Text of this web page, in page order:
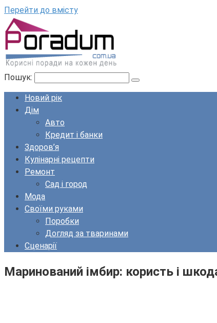
Перейти до вмісту
Пошук:
Новий рік
Дім
Авто
Кредит і банки
Здоров’я
Кулінарні рецепти
Ремонт
Сад і город
Мода
Своїми руками
Поробки
Догляд за тваринами
Сценарії
Маринований імбир: користь і